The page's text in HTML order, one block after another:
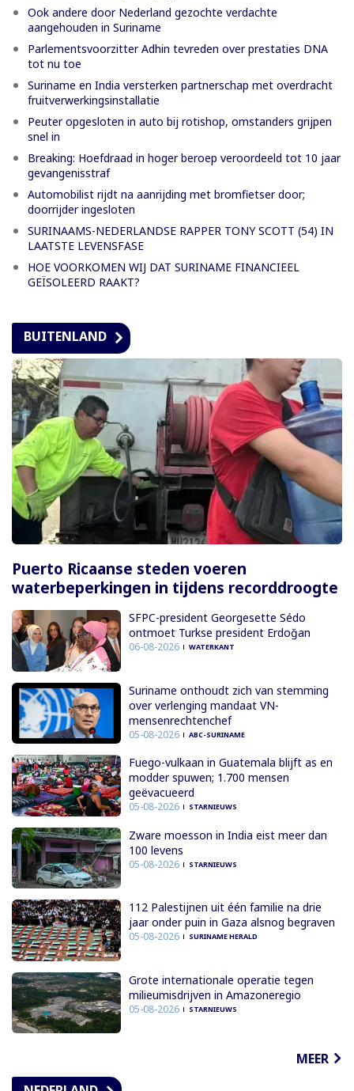
Ook andere door Nederland gezochte verdachte
aangehouden in Suriname
Parlementsvoorzitter Adhin tevreden over prestaties DNA
tot nu toe
Suriname en India versterken partnerschap met overdracht
fruitverwerkingsinstallatie
Peuter opgesloten in auto bij rotishop, omstanders grijpen
snel in
Breaking: Hoefdraad in hoger beroep veroordeeld tot 10 jaar
gevangenisstraf
Automobilist rijdt na aanrijding met bromfietser door;
doorrijder ingesloten
SURINAAMS-NEDERLANDSE RAPPER TONY SCOTT (54) IN
LAATSTE LEVENSFASE
HOE VOORKOMEN WIJ DAT SURINAME FINANCIEEL
GEÏSOLEERD RAAKT?
BUITENLAND
Puerto Ricaanse steden voeren
waterbeperkingen in tijdens recorddroogte
SFPC-president Georgesette Sédo
ontmoet Turkse president Erdoğan
06-08-2026 WATERKANT
Suriname onthoudt zich van stemming
over verlenging mandaat VN-
mensenrechtenchef
05-08-2026 ABC-SURINAME
Fuego-vulkaan in Guatemala blijft as en
modder spuwen; 1.700 mensen
geëvacueerd
05-08-2026 STARNIEUWS
Zware moesson in India eist meer dan
100 levens
05-08-2026 STARNIEUWS
112 Palestijnen uit één familie na drie
jaar onder puin in Gaza alsnog begraven
05-08-2026 SURINAME HERALD
Grote internationale operatie tegen
milieumisdrijven in Amazoneregio
05-08-2026 STARNIEUWS
MEER